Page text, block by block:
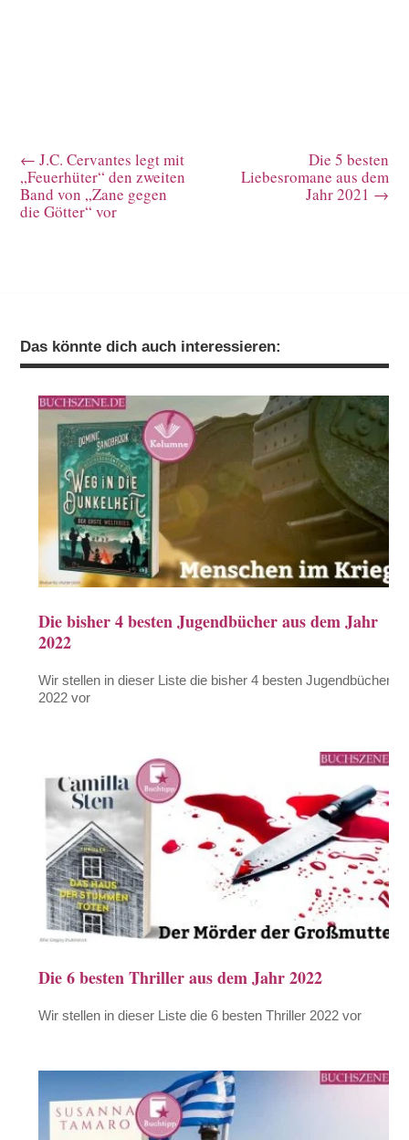
←J.C. Cervantes legt mit
„Feuerhüter“ den zweiten
Band von „Zane gegen
die Götter“ vor
Die 5 besten
Liebesromane aus dem
Jahr 2021 →
Das könnte dich auch interessieren:
Die bisher 4 besten Jugendbücher aus dem Jahr
2022
Wir stellen in dieser Liste die bisher 4 besten Jugendbücher
2022 vor
Die 6 besten Thriller aus dem Jahr 2022
Wir stellen in dieser Liste die 6 besten Thriller 2022 vor